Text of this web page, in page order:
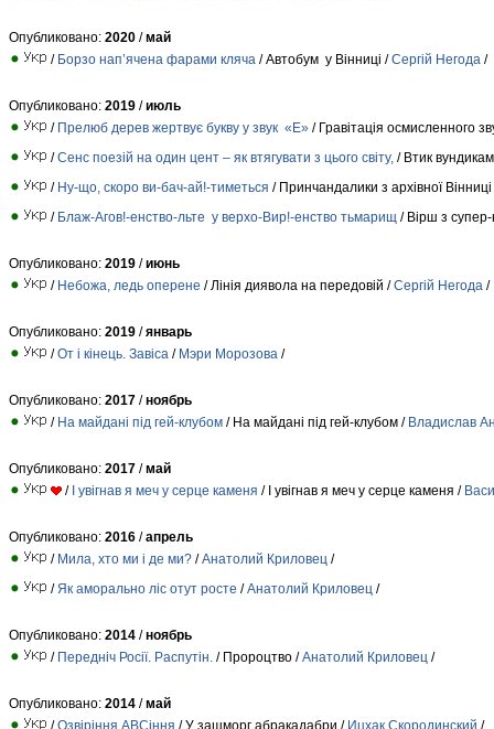
Опубликовано: 2020 /май
/ Борзо нап’ячена фарами кляча / Автобум у Вінниці /Сергій Негода /
Опубликовано: 2019 /июль
/ Прелюб дерев жертвує букву у звук «Е» / Гравітація осмисленного
/Сенс поезій на один цент – як втягувати з цього світу, / Втик
/ Ну-що, скоро ви-бач-ай!-тиметься / Принчандалики з архівної
/ Блаж-Агов!-енство-льте у верхо-Вир!-енство тьмарищ / Вірш з
Опубликовано: 2019 /июнь
/ Небожа, ледь оперене / Лінія диявола на передовій /Сергій Негода /
Опубликовано: 2019 /январь
/От і кінець. Завіса / Мэри Морозова /
Опубликовано: 2017 /ноябрь
/ На майдані під гей-клубом / На майдані під гей-клубом / Владислав
Опубликовано: 2017 /май
/ І увігнав я меч у серце каменя / І увігнав я меч у серце каменя /
Опубликовано: 2016 /апрель
/ Мила, хто ми і де ми? /Анатолий Криловец /
/ Як аморально ліс отут росте /Анатолий Криловец /
Опубликовано: 2014 /ноябрь
/ Передніч Росії. Распутін. / Пророцтво /Анатолий Криловец /
Опубликовано: 2014 /май
/Озвіріння АВСіння / У зашморг абракадабри / Ицхак Скородинский /